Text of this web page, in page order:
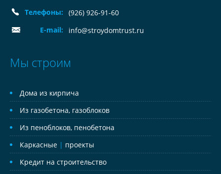
Телефоны:
(926) 926-91-60
E-mail:
info@stroydomtrust.ru
Мы строим
Дома из кирпича
Из газобетона, газоблоков
Из пеноблоков, пенобетона
Каркасные | проекты
Кредит на строительство